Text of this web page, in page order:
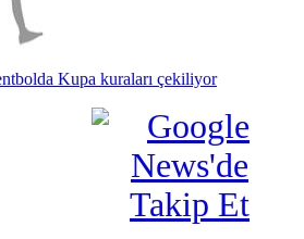
Kupa kuraları çekiliyor